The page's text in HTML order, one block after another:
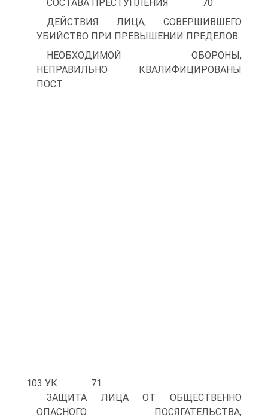
СОСТАВА ПРЕСТУПЛЕНИЯ 70
ДЕЙСТВИЯ ЛИЦА, СОВЕРШИВШЕГО
УБИЙСТВО ПРИ ПРЕВЫШЕНИИ ПРЕДЕЛОВ
НЕОБХОДИМОЙ ОБОРОНЫ,
НЕПРАВИЛЬНО КВАЛИФИЦИРОВАНЫ
ПОСТ.
103 УК 71
ЗАЩИТА ЛИЦА ОТ ОБЩЕСТВЕННО
ОПАСНОГО ПОСЯГАТЕЛЬСТВА,